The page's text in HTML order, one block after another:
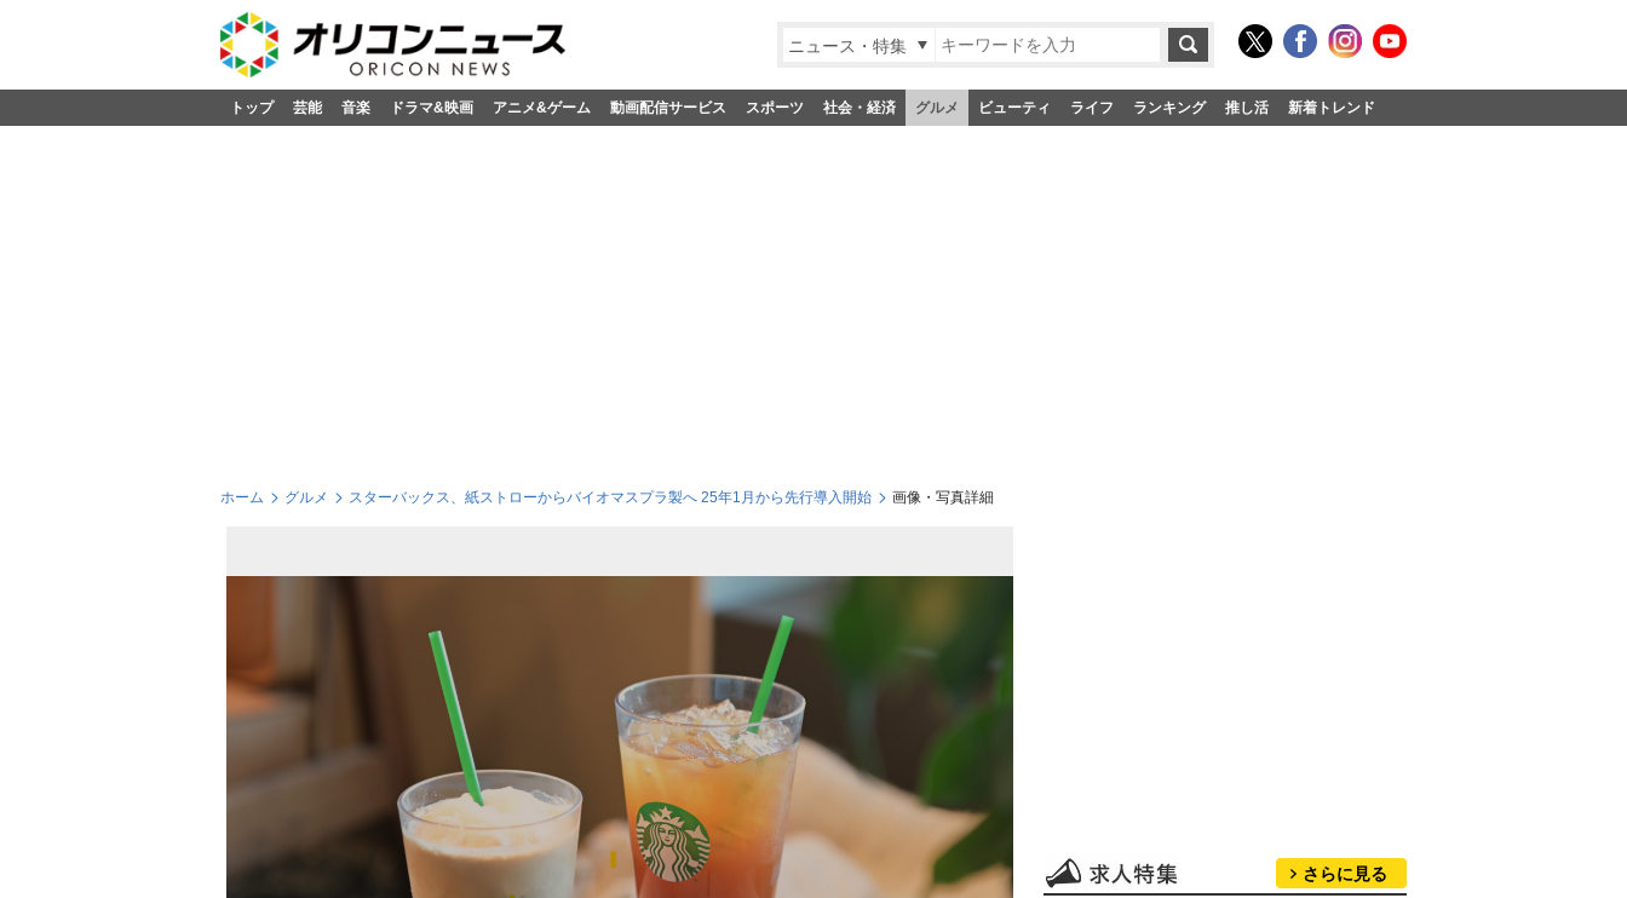
ニュース・特集
トップ 芸能 音楽 ドラマ&映画 アニメ&ゲーム 動画配信サービス スポーツ 社会・経済 グルメ ビューティ ライフ ランキング 推し活 新着トレンド
ホーム グルメ スターバックス、紙ストローからバイオマスプラ製へ 25年1月から先行導入開始 画像・写真詳細
さらに見る